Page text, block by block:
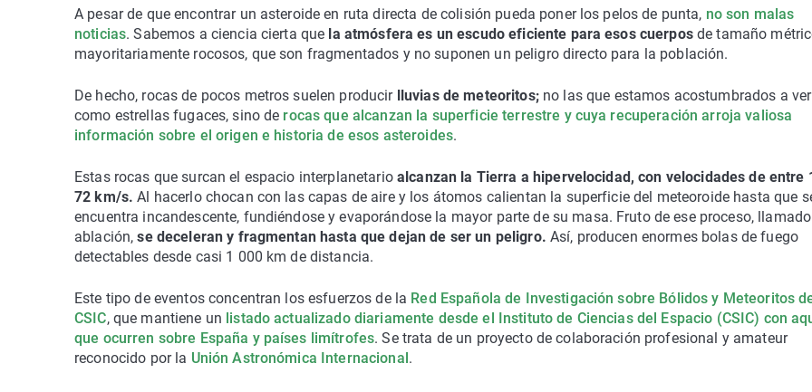
A pesar de que encontrar un asteroide en ruta directa de colisión pueda poner los pelos de punta, no son malas
noticias. Sabemos a ciencia cierta que la atmósfera es un escudo eficiente para esos cuerposde tamaño
mayoritariamente rocosos, que son fragmentados y no suponen un peligro directo para la población.
De hecho, rocas de pocos metros suelen producir lluvias de meteoritos;no las que estamos acostumbrados a ver
como estrellas fugaces, sino de rocas que alcanzan la superficie terrestre y cuya recuperación arroja valiosa
información sobre el origen e historia de esos asteroides.
Estas rocas que surcan el espacio interplanetarioalcanzan la Tierra a hipervelocidad, con velocidades de entre
72 km/s.Al hacerlo chocan con las capas de aire y los átomos calientan la superficie del meteoroide hasta que
encuentra incandescente, fundiéndose y evaporándose la mayor parte de su masa. Fruto de ese proceso, llamado
ablación,se deceleran y fragmentan hasta que dejan de ser un peligro. Así, producen enormes bolas de fuego
detectables desde casi 1 000 km de distancia.
Este tipo de eventos concentran los esfuerzos de la Red Española de Investigación sobre Bólidos y Meteoritos
CSIC, que mantiene un listado actualizado diariamente desde el Instituto de Ciencias del Espacio (CSIC) con
que ocurren sobre España y países limítrofes. Se trata de un proyecto de colaboración profesional y amateur
reconocido por la Unión Astronómica Internacional .